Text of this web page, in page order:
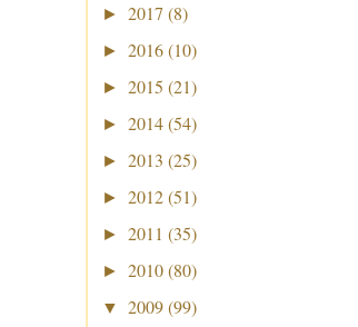
► 2017 (8)
► 2016 (10)
► 2015 (21)
► 2014 (54)
► 2013 (25)
► 2012 (51)
► 2011 (35)
► 2010 (80)
▼ 2009 (99)